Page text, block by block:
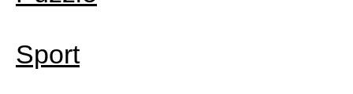
Sport